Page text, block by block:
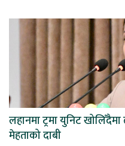
लहानमा ट्रमा युनिट
मेहताको दाबी